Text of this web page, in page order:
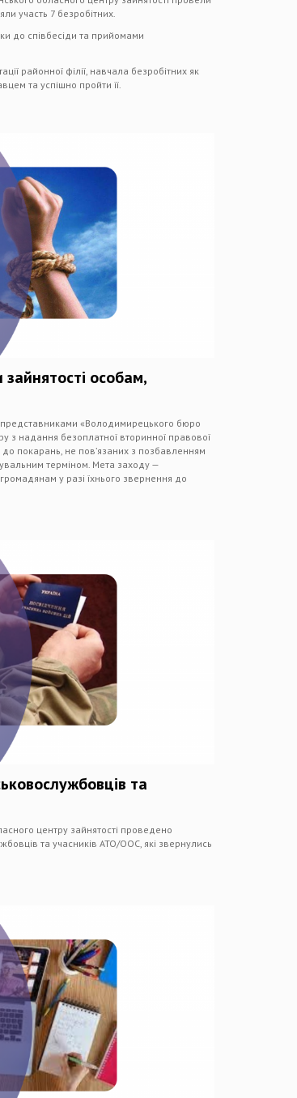
участь 7 безробітних.
до співбесіди та прийомами
районної філії, навчала безробітних як
та успішно пройти її.
особам,
«Володимирецького бюро
з надання безоплатної вторинної правової
покарань, не пов’язаних з позбавленням
терміном. Мета заходу —
у разі їхнього звернення до
та
центру зайнятості проведено
та учасників АТО/ООС, які звернулись